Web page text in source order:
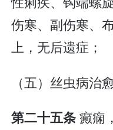
伤寒、副伤寒、
上，无后遗症；
（五）丝虫病治
第二十五条癫痫